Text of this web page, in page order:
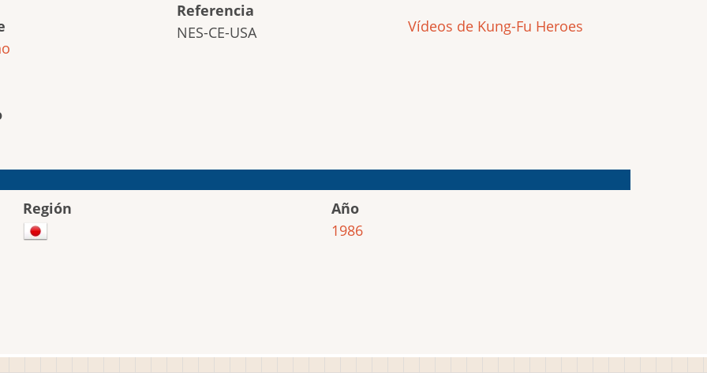
Referencia
NES-CE-USA
Vídeos de Kung-Fu Heroes
Región
Año
1986